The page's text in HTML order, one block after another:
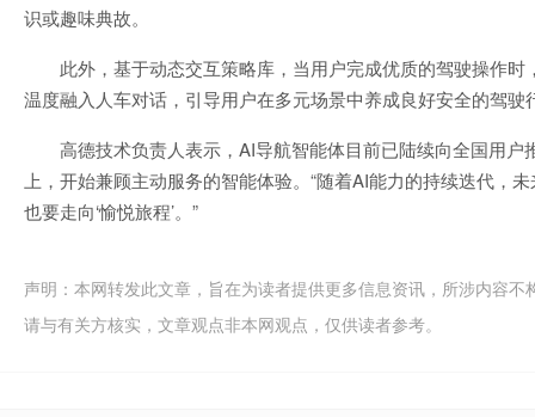
识或趣味典故。
此外，基于动态交互策略库，当用户完成优质的驾驶操作
温度融入人车对话，引导用户在多元场景中养成良好安全的驾
高德技术负责人表示，AI导航智能体目前已陆续向全国用
上，开始兼顾主动服务的智能体验。“随着AI能力的持续迭代，
也要走向‘愉悦旅程’。”
声明：本网转发此文章，旨在为读者提供更多信息资讯，所涉内容
请与有关方核实，文章观点非本网观点，仅供读者参考。